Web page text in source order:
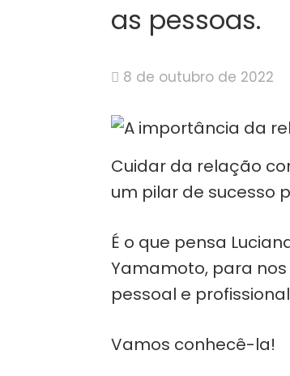
as pessoas.
8 de outubro de 2022
Cuidar da relação
um pilar de sucesso
É o que pensa
Yamamoto, para
pessoal e
Vamos conhecê-la!